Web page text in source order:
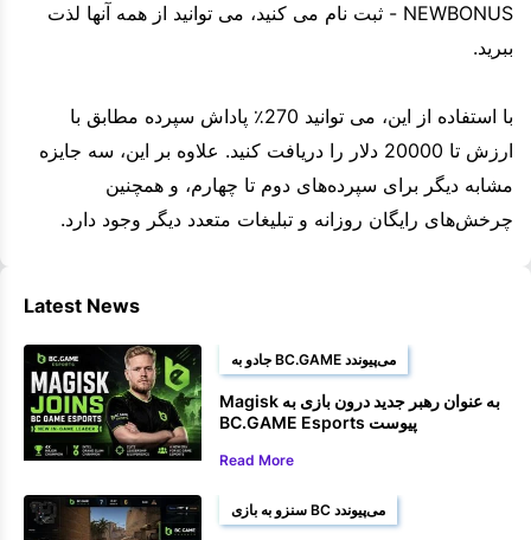
NEWBONUS - ثبت نام می کنید، می توانید از همه آنها لذت
ببرید.
با استفاده از این، می توانید 270٪ پاداش سپرده مطابق با
ارزش تا 20000 دلار را دریافت کنید. علاوه بر این، سه جایزه
مشابه دیگر برای سپرده‌های دوم تا چهارم، و همچنین
چرخش‌های رایگان روزانه و تبلیغات متعدد دیگر وجود دارد.
Latest News
جادو به BC.GAME می‌پیوندد
Magisk به عنوان رهبر جدید درون بازی به
BC.GAME Esports پیوست
Read More
سنزو به بازی BC می‌پیوندد